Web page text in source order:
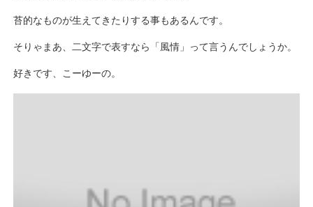
苔的なものが生えてきたりする事もあるんです。
そりゃまあ、二文字で表すなら「風情」って言うんでしょうか。
好きです、こーゆーの。